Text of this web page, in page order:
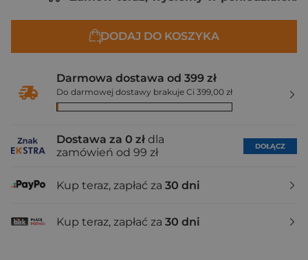
DODAJ DO KOSZYKA
Darmowa dostawa od 399 zł
Do darmowej dostawy brakuje Ci 399,00 zł
Dostawa za 0 zł dla
zamówień od 99 zł
DOŁĄCZ
Kup teraz, zapłać za 30 dni
Kup teraz, zapłać za 30 dni